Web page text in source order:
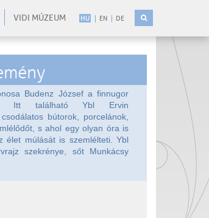
HU EN DE
VIDI MÚZEUM
Budenz József a finnugor
Itt található Ybl Ervin
bútorok, porcelánok,
s ahol egy olyan óra is
élet múlását is szemlélteti. Ybl
szekrénye, sőt Munkácsy